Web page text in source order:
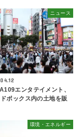
ニュース
エンタテイメント、
ボックス内の土地を販
環境・エネルギー